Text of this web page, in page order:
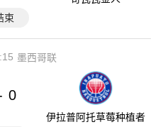
束
墨西哥联
0
伊拉普阿托草莓种植者